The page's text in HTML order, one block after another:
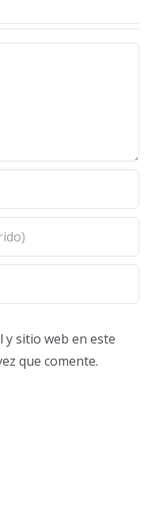
y sitio web en este
que comente.